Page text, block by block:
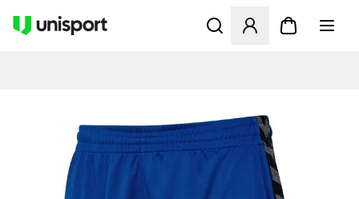
Åbner en Modal til at